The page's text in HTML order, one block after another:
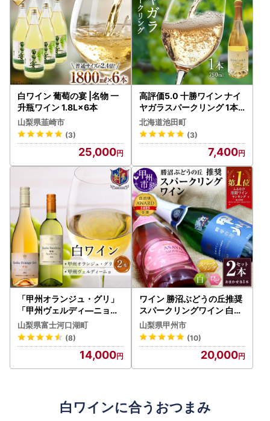
白ワイン 葡萄の宴 |名物 一
升瓶ワイン 1.8L×6本
山梨県韮崎市
(3)
25,000
高評価5.0 十勝ワイン ナイ
ヤガラスパークリング 1本
スパークリング スパークリ
ングワイン
北海道池田町
(3)
7,400
「甲州オランジュ・グリ」
「甲州ヴェルディ―ニョ」
白ワイン2本セット｜ワイ
ン 白ワイン 山梨ワイン マ
ルス 本坊酒造
山梨県富士河口湖町
(8)
14,000
ワイン 勝沼ぶどうの丘推奨
スパークリングワイン 白&
ロゼ ２本セット（KBO）B
2-643
山梨県甲州市
(10)
20,000
白ワインに合うおつまみ